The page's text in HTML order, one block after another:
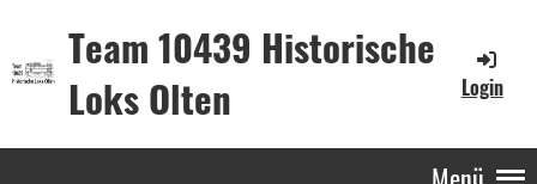
Team 10439 Historische
Loks Olten
Login